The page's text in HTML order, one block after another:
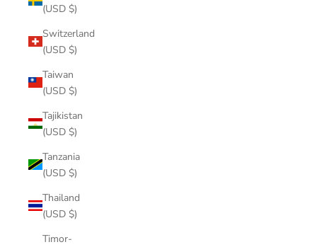
(USD $)
Switzerland
(USD $)
Taiwan
(USD $)
Tajikistan
(USD $)
Tanzania
(USD $)
Thailand
(USD $)
Timor-